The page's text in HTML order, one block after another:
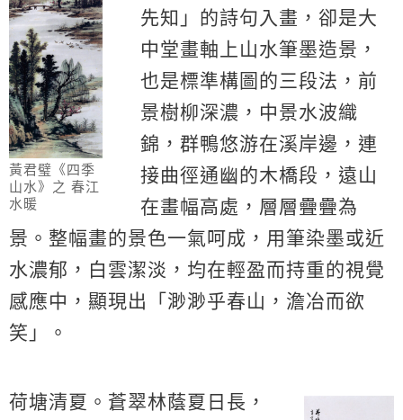
黃君璧《四季
山水》之 春江
水暖
先知」的詩句入畫，卻是大
中堂畫軸上山水筆墨造景，
也是標準構圖的三段法，前
景樹柳深濃，中景水波織
錦，群鴨悠游在溪岸邊，連
接曲徑通幽的木橋段，遠山
在畫幅高處，層層疊疊為
景。整幅畫的景色一氣呵成，用筆染墨或近
水濃郁，白雲潔淡，均在輕盈而持重的視覺
感應中，顯現出「渺渺乎春山，澹冶而欲
笑」。
荷塘清夏。蒼翠林蔭夏日長，